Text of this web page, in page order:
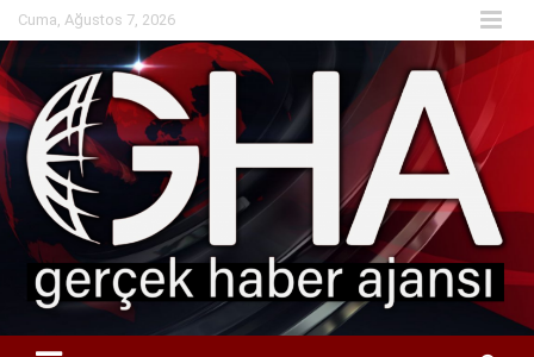
Skip
to
content
Cuma, Ağustos 7, 2026